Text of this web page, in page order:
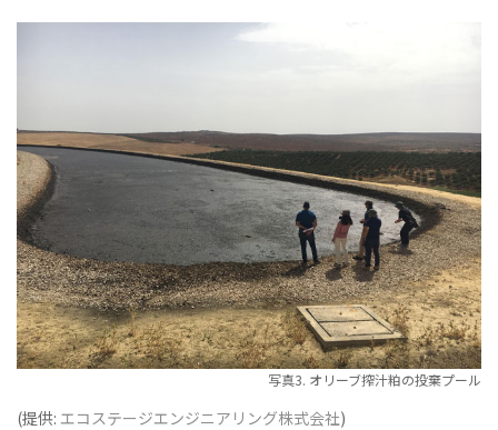
写真3. オリーブ搾汁粕の投棄プール
(提供: エコステージエンジニアリング株式会社)